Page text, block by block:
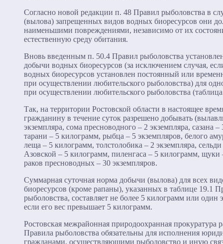
Согласно новой редакции п. 48 Правил рыболовства в
(вылова) запрещенных видов водных биоресурсов они
наименьшими повреждениями, независимо от их
естественную среду обитания.
Вновь введенным п. 50.4 Правил рыболовства
добычи водных биоресурсов (за исключением случая,
водных биоресурсов установлен постоянный или
при осуществлении любительского рыболовства) для
при осуществлении любительского рыболовства
Так, на территории Ростовской области в настоящее
гражданину в течение суток разрешено добывать
экземпляра, сома пресноводного – 2 экземпляра, сазана –
тарани – 5 килограмм, рыбца – 5 экземпляров, белого
леща – 5 килограмм, толстолобика – 2 экземпляра,
Азовской – 5 килограмм, пиленгаса – 5 килограмм, щуки
раков пресноводных – 30 экземпляров.
Суммарная суточная норма добычи (вылова) для всех
биоресурсов (кроме рапаны), указанных в таблице 19.1
рыболовства, составляет не более 5 килограмм или один
если его вес превышает 5 килограмм.
Ростовская межрайонная природоохранная прокуратура
Правила рыболовства обязательны для исполнения
гражданами, осуществляющими рыболовство и иную